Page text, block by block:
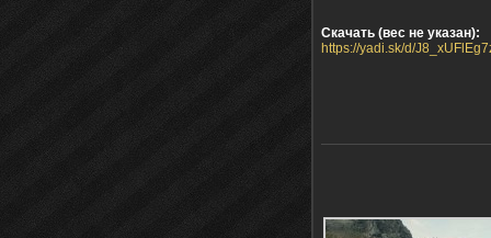
Скачать (вес не указан):
https://yadi.sk/d/